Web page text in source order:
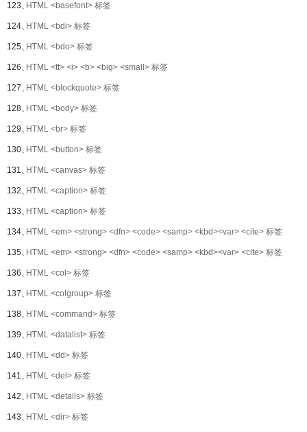
123、HTML <basefont> 标签
124、HTML <bdi> 标签
125、HTML <bdo> 标签
126、HTML <tt> <i> <b> <big> <small> 标签
127、HTML <blockquote> 标签
128、HTML <body> 标签
129、HTML <br> 标签
130、HTML <button> 标签
131、HTML <canvas> 标签
132、HTML <caption> 标签
133、HTML <caption> 标签
134、HTML <em> <strong> <dfn> <code> <samp> <kbd><var> <cite> 标签
135、HTML <em> <strong> <dfn> <code> <samp> <kbd><var> <cite> 标签
136、HTML <col> 标签
137、HTML <colgroup> 标签
138、HTML <command> 标签
139、HTML <datalist> 标签
140、HTML <dd> 标签
141、HTML <del> 标签
142、HTML <details> 标签
143、HTML <dir> 标签